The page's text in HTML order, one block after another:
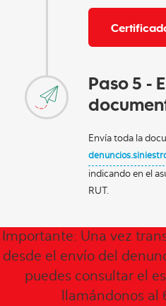
Paso 5 -
Envía toda la
indicando en el
RUT.
Importante: Una vez
desde el envío del
puedes consultar el
llamándonos al